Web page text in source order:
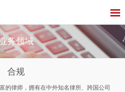
务领域
合规
的律师，拥有在中外知名律所、跨国公司